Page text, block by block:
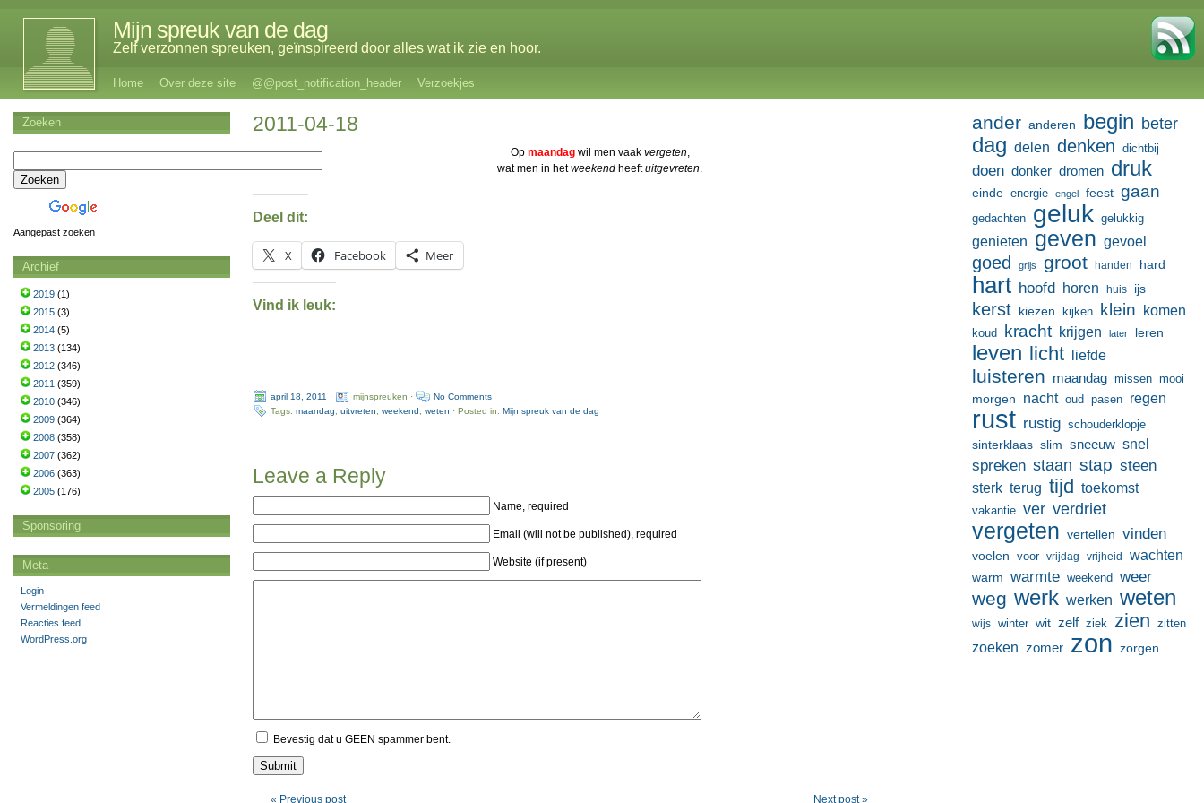
Mijn spreuk van de dag
Zelf verzonnen spreuken, geïnspireerd door alles wat ik zie en hoor.
Home Over deze site @@post_notification_header Verzoekjes
2011-04-18
Op maandag wil men vaak vergeten,
wat men in hetweekend heeftuitgevreten.
Deel dit:
X Facebook Meer
Vind ik leuk:
april 18, 2011 · mijnspreuken ·
No Comments
Tags:maandag ,uitvreten ,weekend ,weten · Posted in:Mijn spreuk van de dag
Leave a Reply
Name, required
Email (will not be published), required
Website (if present)
Bevestig dat u GEEN spammer bent.
« Previous post Next post »
ander anderen begin beter
dag delen denken dichtbij
doen donker dromen druk
einde energie engel feest gaan
gedachten geluk gelukkig
genieten geven gevoel
goed grijs groot handen hard
hart hoofd horen huis ijs
kerst kiezen kijken klein komen
koud kracht krijgen later leren
leven licht liefde
luisteren maandag missen mooi
morgen nacht oud pasen regen
rust rustig schouderklopje
sinterklaas slim sneeuw snel
spreken staan stap steen
sterk terug tijd toekomst
vakantie ver verdriet
vergeten vertellen vinden
voelen voor vrijdag vrijheid wachten
warm warmte weekend weer
weg werk werken weten
wijs winter wit zelf ziek zien zitten
zoeken zomer zon zorgen
Zoeken
Aangepast zoeken
Archief
2019 (1)
2015 (3)
2014 (5)
2013 (134)
2012 (346)
2011 (359)
2010 (346)
2009 (364)
2008 (358)
2007 (362)
2006 (363)
2005 (176)
Sponsoring
Meta
Login
Vermeldingen feed
Reacties feed
WordPress.org